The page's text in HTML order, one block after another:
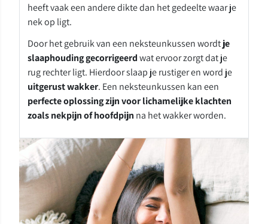
heeft vaak een andere dikte dan het gedeelte waar je
nek op ligt.
Door het gebruik van een neksteunkussen wordtje
slaaphouding gecorrigeerdwat ervoor zorgt dat je
rug rechter ligt. Hierdoor slaap je rustiger en word je
uitgerust wakker. Een neksteunkussen kan een
perfecte oplossing zijn voor lichamelijke klachten
zoals nekpijn of hoofdpijn na het wakker worden.